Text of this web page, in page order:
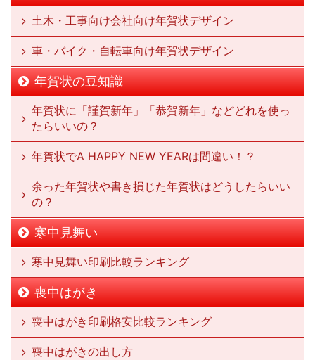
土木・工事向け会社向け年賀状デザイン
車・バイク・自転車向け年賀状デザイン
年賀状の豆知識
年賀状に「謹賀新年」「恭賀新年」などどれを使っ
たらいいの？
年賀状でA HAPPY NEW YEARは間違い！？
余った年賀状や書き損じた年賀状はどうしたらいい
の？
寒中見舞い
寒中見舞い印刷比較ランキング
喪中はがき
喪中はがき印刷格安比較ランキング
喪中はがきの出し方